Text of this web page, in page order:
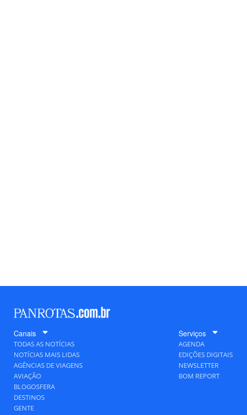
Canais
TODAS AS NOTÍCIAS
NOTÍCIAS MAIS LIDAS
AGÊNCIAS DE VIAGENS
AVIAÇÃO
BLOGOSFERA
DESTINOS
GENTE
Serviços
AGENDA
EDIÇÕES DIGITAIS
NEWSLETTER
BOM REPORT